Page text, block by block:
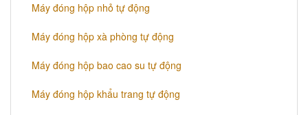
Máy đóng hộp nhỏ tự động
Máy đóng hộp xà phòng tự động
Máy đóng hộp bao cao su tự động
Máy đóng hộp khẩu trang tự động